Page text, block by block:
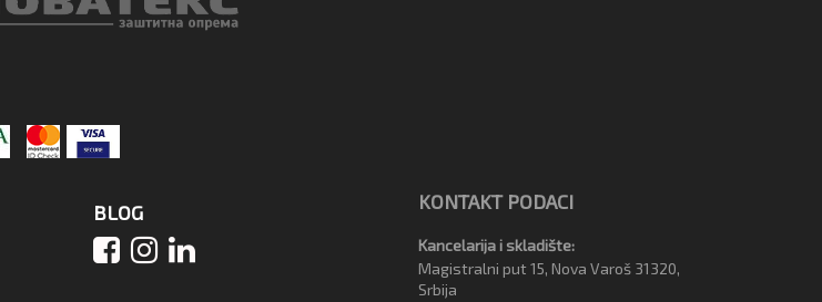
BLOG KONTAKT PODACI
Kancelarija i skladište:
Magistralni put 15, Nova Varoš 31320,
Srbija